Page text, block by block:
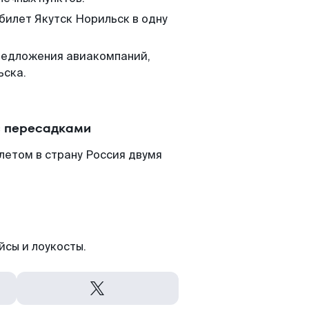
Якутск Норильск в одну
авиакомпаний,
пересадками
в страну Россия двумя
и лоукосты.